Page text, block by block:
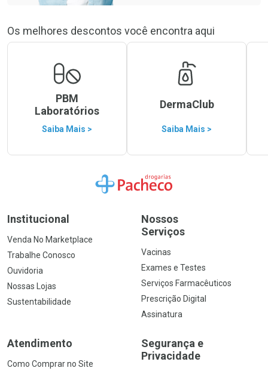
Os melhores descontos você encontra aqui
PBM
Laboratórios
Saiba Mais >
DermaClub
Saiba Mais >
Ir para a Home
Institucional
Venda No Marketplace
Trabalhe Conosco
Ouvidoria
Nossas Lojas
Sustentabilidade
Nossos
Serviços
Vacinas
Exames e Testes
Serviços Farmacêuticos
Prescrição Digital
Assinatura
Atendimento
Como Comprar no Site
Segurança e
Privacidade